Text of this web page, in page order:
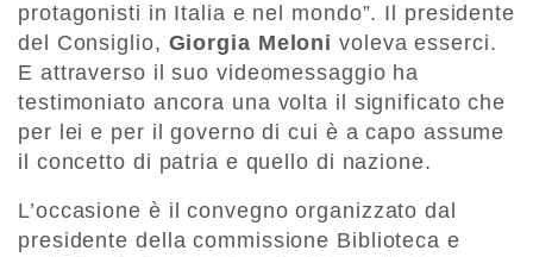
protagonisti in Italia e nel mondo”. Il presidente
del Consiglio, Giorgia Meloni voleva esserci.
E attraverso il suo videomessaggio ha
testimoniato ancora una volta il significato che
per lei e per il governo di cui è a capo assume
il concetto di patria e quello di nazione.
L’occasione è il convegno organizzato dal
presidente della commissione Biblioteca e